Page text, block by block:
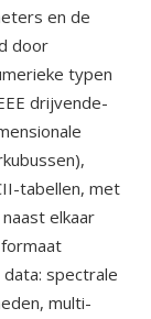
en de
door
typen
drijvende-
tabellen, met
elkaar
spectrale
multi-